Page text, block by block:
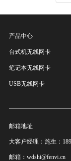
产品中心
台式机无线网卡
笔记本无线网卡
USB无线网卡
邮箱地址
大客户经理：施生：
邮箱：wdshi@fenvi.cn